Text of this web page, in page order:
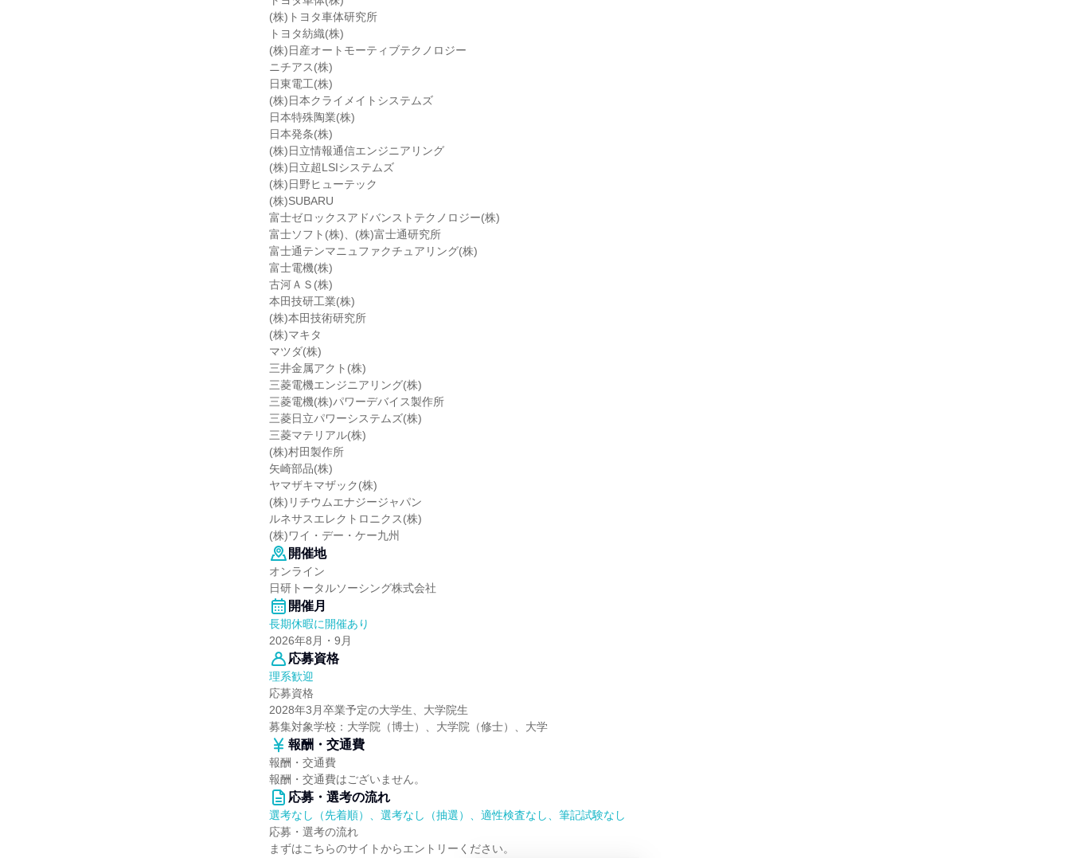
(株)トヨタ車体研究所
トヨタ紡織(株)
(株)日産オートモーティブテクノロジー
ニチアス(株)
日東電工(株)
(株)日本クライメイトシステムズ
日本特殊陶業(株)
日本発条(株)
(株)日立情報通信エンジニアリング
(株)日立超LSIシステムズ
(株)日野ヒューテック
(株)SUBARU
富士ゼロックスアドバンストテクノロジー(株)
富士ソフト(株)、(株)富士通研究所
富士通テンマニュファクチュアリング(株)
富士電機(株)
古河ＡＳ(株)
本田技研工業(株)
(株)本田技術研究所
(株)マキタ
マツダ(株)
三井金属アクト(株)
三菱電機エンジニアリング(株)
三菱電機(株)パワーデバイス製作所
三菱日立パワーシステムズ(株)
三菱マテリアル(株)
(株)村田製作所
矢崎部品(株)
ヤマザキマザック(株)
(株)リチウムエナジージャパン
ルネサスエレクトロニクス(株)
(株)ワイ・デー・ケー九州
開催地
オンライン
日研トータルソーシング株式会社
開催月
長期休暇に開催あり
2026年8月・9月
応募資格
理系歓迎
応募資格
2028年3月卒業予定の大学生、大学院生
募集対象学校：大学院（博士）、大学院（修士）、大学
報酬・交通費
報酬・交通費
報酬・交通費はございません。
応募・選考の流れ
選考なし（先着順）、選考なし（抽選）、適性検査なし、筆記試験なし
応募・選考の流れ
まずはこちらのサイトからエントリーください。